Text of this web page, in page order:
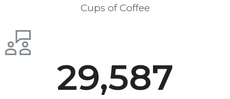
Cups of Coffee
29,587